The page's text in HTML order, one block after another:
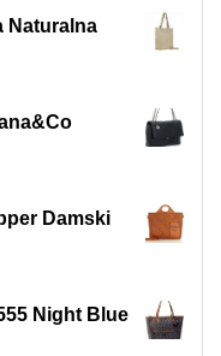
Naturalna
Damski
Night Blue